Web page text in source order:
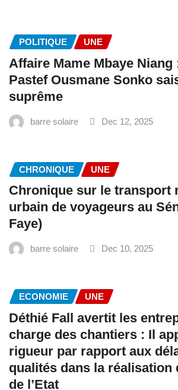
POLITIQUE UNE
Affaire Mame Mbaye Niang
Pastef Ousmane Sonko
suprême
barre solaire Dec 12, 2025
CHRONIQUE UNE
Chronique sur le transport
urbain de voyageurs au
Faye)
barre solaire Dec 10, 2025
ECONOMIE UNE
Déthié Fall avertit les
charge des chantiers : Il
rigueur par rapport aux
qualités dans la réalisation
de l’Etat